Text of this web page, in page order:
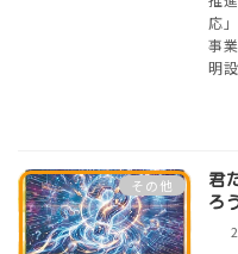
応
事
明
その他
君
ろ